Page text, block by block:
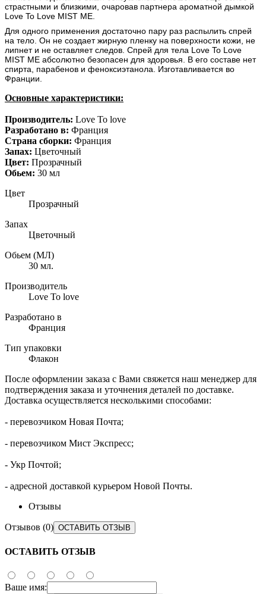
страстными и близкими, очаровав партнера ароматной дымкой
Love To Love MIST ME.
Для одного применения достаточно пару раз распылить спрей
на тело. Он не создает жирную пленку на поверхности кожи, не
липнет и не оставляет следов. Спрей для тела Love To Love
MIST ME абсолютно безопасен для здоровья. В его составе нет
спирта, парабенов и феноксиэтанола. Изготавливается во
Франции.
Основные характеристики:
Производитель: Love To love
Разработано в: Франция
Страна сборки: Франция
Запах: Цветочный
Цвет: Прозрачный
Обьем: 30 мл
Цвет
Прозрачный
Запах
Цветочный
Обьем (МЛ)
30 мл.
Производитель
Love To love
Разработано в
Франция
Тип упаковки
Флакон
После оформлении заказа с Вами свяжется наш менеджер для
подтверждения заказа и уточнения деталей по доставке.
Доставка осуществляется несколькими способами:
- перевозчиком Новая Почта;
- перевозчиком Мист Экспресс;
- Укр Почтой;
- адресной доставкой курьером Новой Почты.​
Отзывы
Отзывов (0) ОСТАВИТЬ ОТЗЫВ
ОСТАВИТЬ ОТЗЫВ
Ваше имя: